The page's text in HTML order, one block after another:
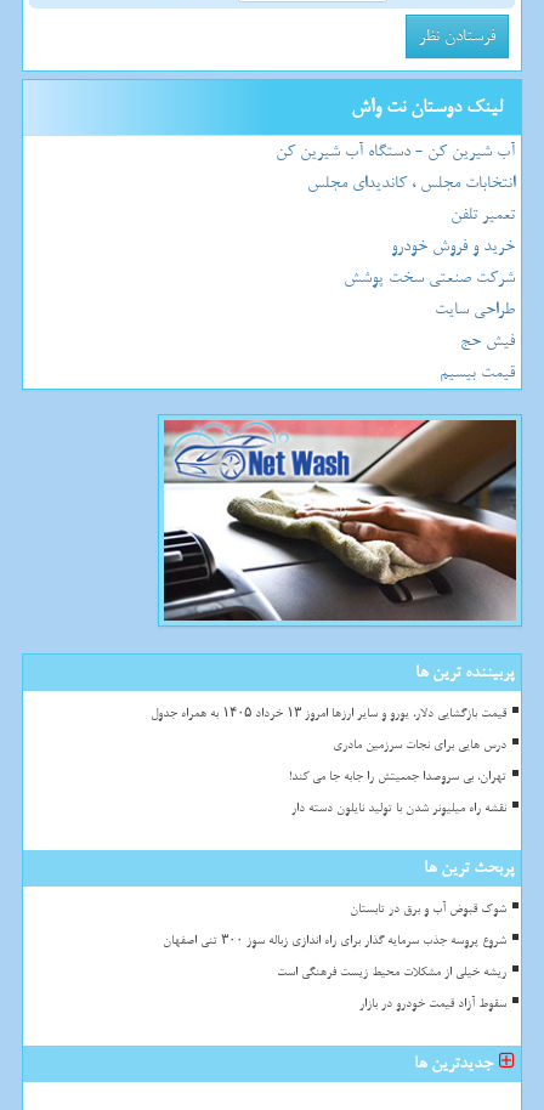
لینک دوستان نت واش
آب شیرین کن - دستگاه آب شیرین کن
انتخابات مجلس ، کاندیدای مجلس
تعمیر تلفن
خرید و فروش خودرو
شرکت صنعتی سخت پوشش
طراحی سایت
فیش حج
قیمت بیسیم
پربیننده ترین ها
قیمت بازگشایی دلار، یورو و سایر ارزها امروز ۱۳ خرداد ۱۴۰۵ به همراه جدول
درس هایی برای نجات سرزمین مادری
تهران، بی سروصدا جمعیتش را جابه جا می کند!
نقشه راه میلیونر شدن با تولید نایلون دسته دار
پربحث ترین ها
شوک قبوض آب و برق در تابستان
شروع پروسه جذب سرمایه گذار برای راه اندازی زباله سوز ۳۰۰ تنی اصفهان
ریشه خیلی از مشکلات محیط زیست فرهنگی است
سقوط آزاد قیمت خودرو در بازار
جدیدترین ها